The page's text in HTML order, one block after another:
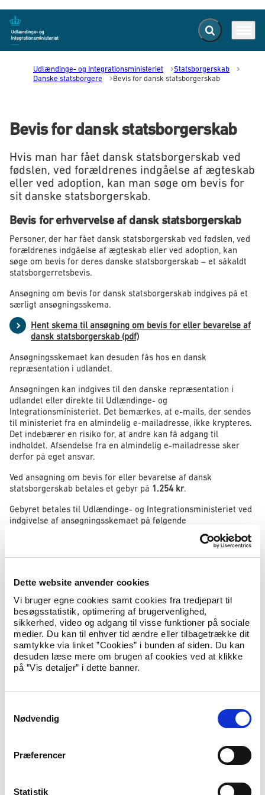
Dette website anvender cookies
Vi bruger egne cookies samt cookies fra tredjepart til
besøgsstatistik, optimering af brugervenlighed,
sikkerhed, video og adgang til visse funktioner på sociale
medier. Du kan til enhver tid ændre eller tilbagetrække dit
samtykke via linket ”Cookies” i bunden af siden. Du kan
desuden læse mere om brugen af cookies ved at klikke
på ”Vis detaljer” i dette banner.
Nødvendig
Præferencer
Statistik
Gå til forsiden Fold søgefelt ud
Udlændinge- og Integrationsministeriet
Statsborgerskab
Danske statsborgere
Bevis for dansk statsborgerskab
Bevis for dansk statsborgerskab
Hvis man har fået dansk statsborgerskab ved
fødslen, ved forældrenes indgåelse af ægteskab
eller ved adoption, kan man søge om bevis for
sit danske statsborgerskab.
Bevis for erhvervelse af dansk statsborgerskab
Personer, der har fået dansk statsborgerskab ved fødslen, ved
forældrenes indgåelse af ægteskab eller ved adoption, kan
søge om bevis for deres danske statsborgerskab – et såkaldt
statsborgerretsbevis.
Ansøgning om bevis for dansk statsborgerskab indgives på et
særligt ansøgningsskema.
Hent skema til ansøgning om bevis for eller bevarelse af
dansk statsborgerskab (pdf)
Ansøgningsskemaet kan desuden fås hos en dansk
repræsentation i udlandet.
Ansøgningen kan indgives til den danske repræsentation i
udlandet eller direkte til Udlændinge- og
Integrationsministeriet. Det bemærkes, at e-mails, der sendes
til ministeriet fra en almindelig e-mailadresse, ikke krypteres.
Det indebærer en risiko for, at andre kan få adgang til
indholdet. Afsendelse fra en almindelig e-mailadresse sker
derfor på eget ansvar.
Ved ansøgning om bevis for eller bevarelse af dansk
statsborgerskab betales et gebyr på 1.254 kr.
Gebyret betales til Udlændinge- og Integrationsministeriet ved
indgivelse af ansøgningsskemaet på følgende
Registreringsnummer 0216, kontonummer 4069205011
BIC/SWIFT:DABADKKK
IBAN: DK76 0216 4069 2050 11
Ved betalingen påføres ansøgerens CPR-nr. eller navn samt 1)
betalerens fulde navn, 2) betalerens bopælsland, 3) betalerens
fødselsdato, 4) betalerens fødselssted, 5) betalerens
statsborgerskab og 6) formålet med overførslen.
Integrationsministeriet, når ansøgningen indgives til en dansk
Gebyret betales ikke tilbage, hvis man får et afslag på sin
Det er Udlændinge- og Integrationsministeriets målsætning, at
den gennemsnitlige sagsbehandlingstid i sager om bevis for og
måneder eller derunder.